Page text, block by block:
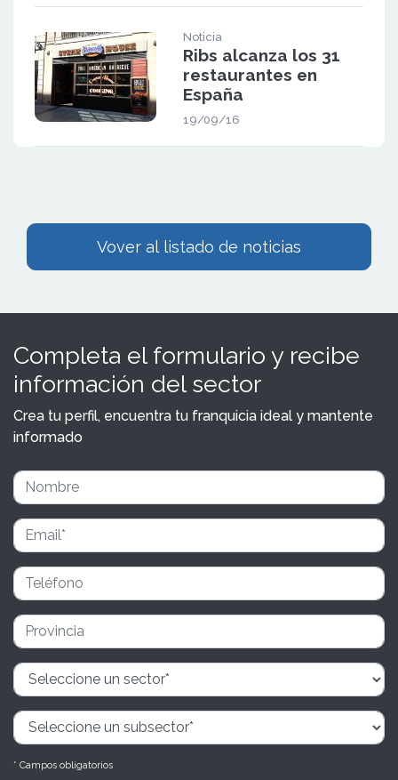
Noticia
Ribs alcanza los 31
restaurantes en
España
19/09/16
Vover al listado de noticias
Completa el formulario y recibe
información del sector
Crea tu perfil, encuentra tu franquicia ideal y mantente
informado
* Campos obligatorios